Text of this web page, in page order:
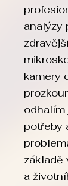
analýzy
kamery
potřeby
základě
a